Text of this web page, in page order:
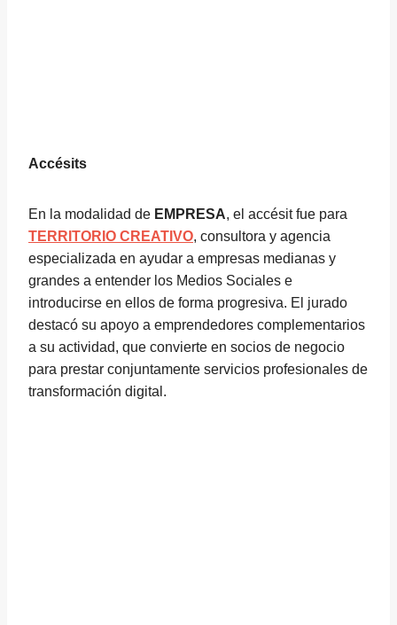
Accésits
En la modalidad de EMPRESA, el accésit fue para
TERRITORIO CREATIVO, consultora y agencia
especializada en ayudar a empresas medianas y
grandes a entender los Medios Sociales e
introducirse en ellos de forma progresiva. El jurado
destacó su apoyo a emprendedores complementarios
a su actividad, que convierte en socios de negocio
para prestar conjuntamente servicios profesionales de
transformación digital.